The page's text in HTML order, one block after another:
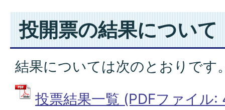
投開票の結果について
結果については次のとおりです
投票結果一覧 (PDFファイル: